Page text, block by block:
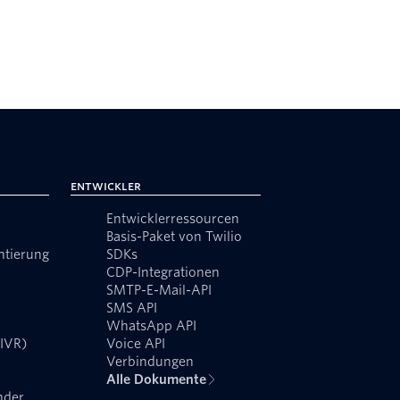
Entwickler
Entwicklerressourcen
Basis-Paket von Twilio
SDKs
CDP-Integrationen
SMTP-E-Mail-API
SMS API
WhatsApp API
Voice API
Verbindungen
Alle Dokumente